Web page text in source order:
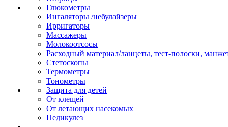
Глюкометры
Ингаляторы /небулайзеры
Ирригаторы
Массажеры
Молокоотсосы
Расходный материал/ланцеты, тест-полоски,
Стетоскопы
Термометры
Тонометры
Защита для детей
От клещей
От летающих насекомых
Педикулез